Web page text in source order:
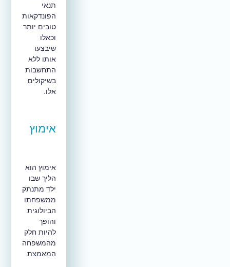
תנאי
הפונדקאות
טובים יותר
וכאלו
שיבצעו
אותו ללא
התחשבות
בשיקולים
אלו.
אימוץ
אימוץ הוא
הליך שבו
ילד מתנתק
ממשפחתו
הביולוגית
והופך
להיות חלק
מהמשפחה
המאמצת.